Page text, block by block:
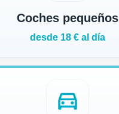
Coches pequeños
desde 18 € al día
directions_car